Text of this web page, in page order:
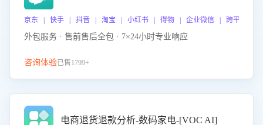
京东 | 快手 | 抖音 | 淘宝 | 小红书 | 得物 | 企业微信 | 跨平台
外包服务 · 售前售后全包 · 7×24小时专业响应
咨询体验已售1799+
电商退货退款分析-数码家电-[VOC AI]